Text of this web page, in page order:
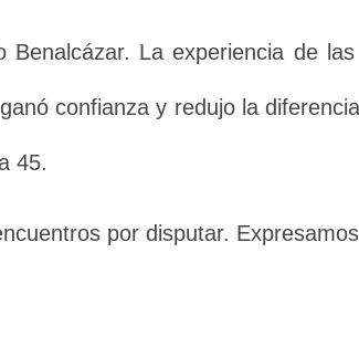
La experiencia de
confianza y redujo la
45.
por disputar.